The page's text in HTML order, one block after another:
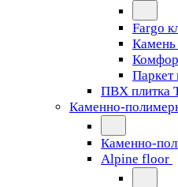
Fargo
Камень
Паркет
ПВХ плитка
Каменно-
Каменно-
Alpine floor